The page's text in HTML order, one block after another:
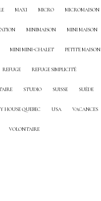
MAXI MICRO MICROMAISON
MINIMAISON MINI MAISON
MINI MINI-CHALET PETITE MAISON
REFUGE REFUGE SIMPLICITÉ
STUDIO SUISSE SUÈDE
HOUSE QUEBEC USA VACANCES
VOLONTAIRE